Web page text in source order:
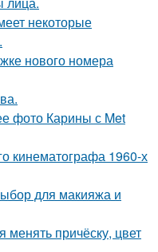
некоторые
нового номера
фото Карины с Met
кинематографа 1960-х
для макияжа и
причёску, цвет